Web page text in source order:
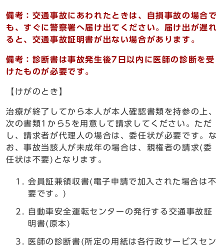
備考：交通事故にあわれたときは、自損事故の場合で
も、すぐに警察署へ届け出てください。届け出が遅れ
ると、交通事故証明書が出ない場合があります。
備考：診断書は事故発生後7日以内に医師の診断を受
けたものが必要です。
【けがのとき】
治療が終了してから本人が本人確認書類を持参の上、
次の書類1から5を用意して請求してください。ただ
し、請求者が代理人の場合は、委任状が必要です。な
お、事故当該人が未成年の場合は、親権者の請求(委
任状は不要)となります。
会員証兼領収書(電子申請で加入された場合は不
要です。)
自動車安全運転センターの発行する交通事故証
明書(原本)
医師の診断書(所定の用紙は各行政サービスセン